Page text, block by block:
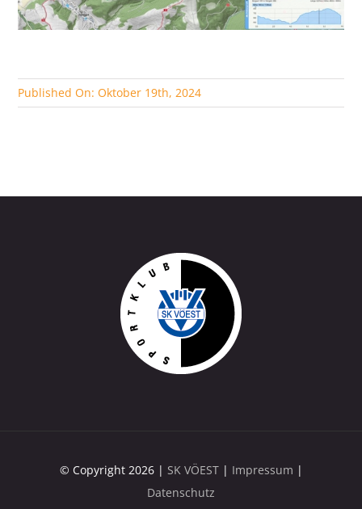
Published On: Oktober 19th, 2024
© Copyright 2026 | SK VÖEST| Impressum |
Datenschutz